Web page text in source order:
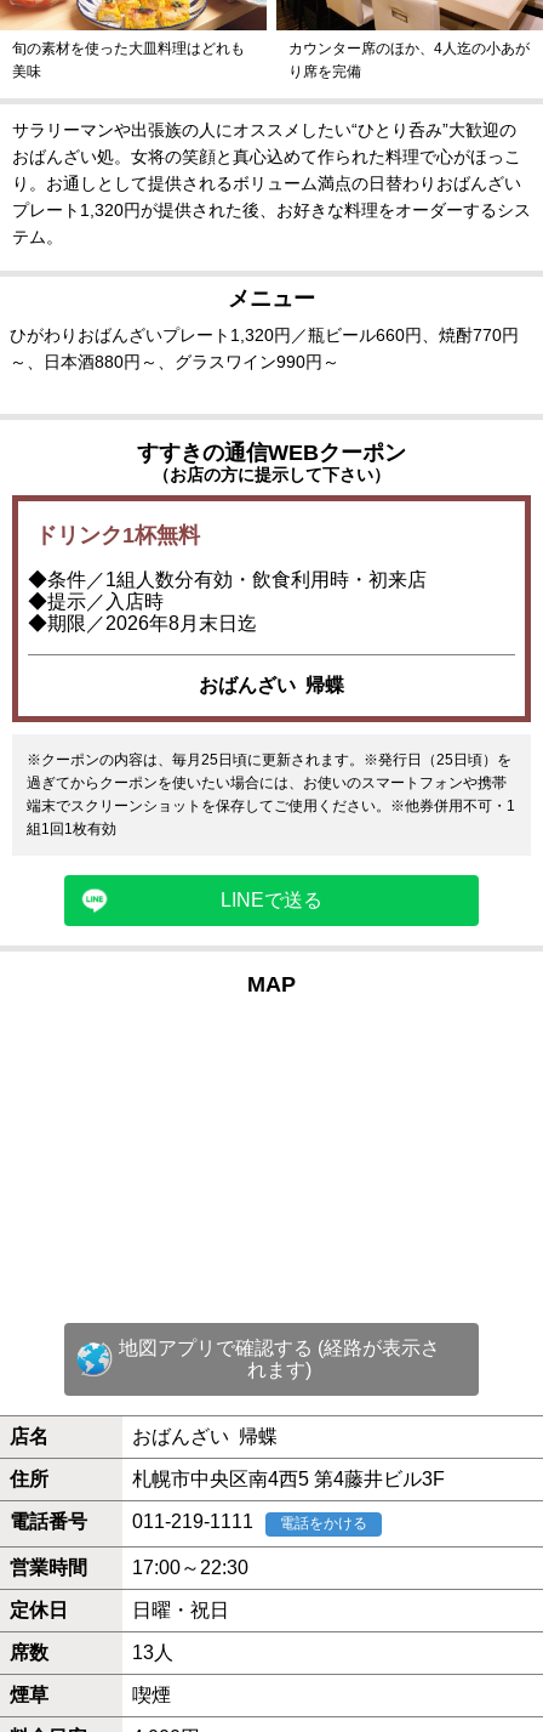
旬の素材を使った大皿料理はどれも
美味
カウンター席のほか、4人迄の小あが
り席を完備
サラリーマンや出張族の人にオススメしたい“ひとり呑み”大歓迎の
おばんざい処。女将の笑顔と真心込めて作られた料理で心がほっこ
り。お通しとして提供されるボリューム満点の日替わりおばんざい
プレート1,320円が提供された後、お好きな料理をオーダーするシス
テム。
メニュー
ひがわりおばんざいプレート1,320円／瓶ビール660円、焼酎770円
～、日本酒880円～、グラスワイン990円～
すすきの通信WEBクーポン
（お店の方に提示して下さい）
ドリンク1杯無料
◆条件／1組人数分有効・飲食利用時・初来店
◆提示／入店時
◆期限／2026年8月末日迄
おばんざい 帰蝶
※クーポンの内容は、毎月25日頃に更新されます。※発行日（25日頃）を
過ぎてからクーポンを使いたい場合には、お使いのスマートフォンや携帯
端末でスクリーンショットを保存してご使用ください。※他券併用不可・1
組1回1枚有効
LINEで送る
MAP
地図アプリで確認する (経路が表示さ
れます)
店名 おばんざい 帰蝶
住所 札幌市中央区南4西5 第4藤井ビル3F
電話番号 011-219-1111 電話をかける
営業時間 17:00～22:30
定休日 日曜・祝日
席数 13人
煙草 喫煙